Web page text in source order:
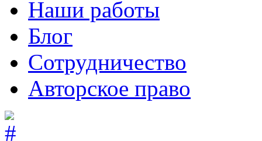
Наши работы
Блог
Сотрудничество
Авторское право